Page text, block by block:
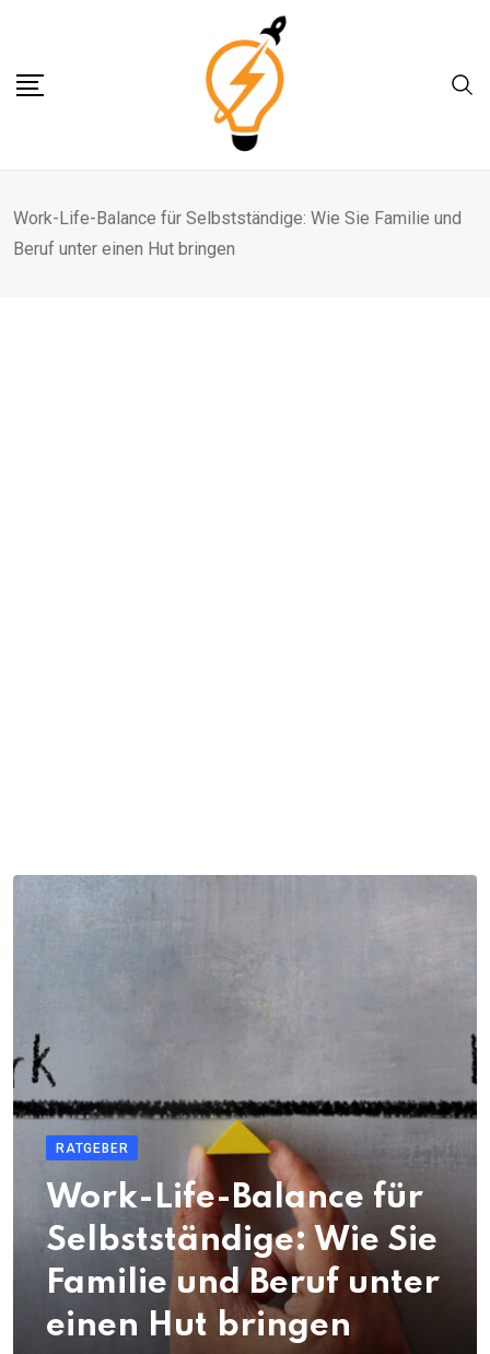
content
Work-Life-Balance für Selbstständige: Wie Sie Familie und
Beruf unter einen Hut bringen
RATGEBER
Work-Life-Balance für
Selbstständige: Wie Sie
Familie und Beruf unter
einen Hut bringen